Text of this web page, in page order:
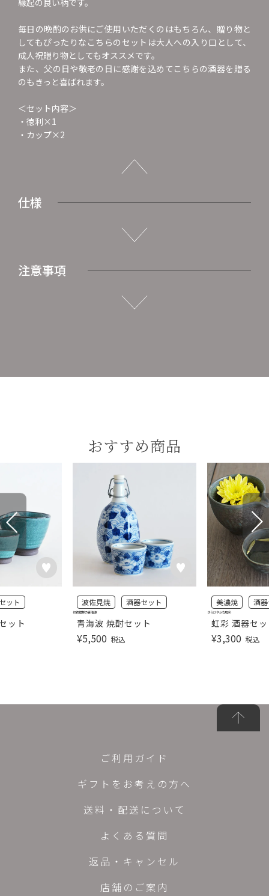
毎日の晩酌のお供にご使用いただくのはもちろん、贈り物と
してもぴったりなこちらのセットは大人への入り口として、
成人祝贈り物としてもオススメです。
また、父の日や敬老の日に感謝を込めてこちらの酒器を贈る
のもきっと喜ばれます。
＜セット内容＞
・徳利×1
・カップ×2
仕様
注意事項
おすすめ商品
ット
ット
青海波 焼酎セット
波佐見焼 酒器セット
¥5,500 税込
伝統模様の青海波
虹彩 酒器セ
美濃焼 酒
¥3,300 税込
きらびやかな虹彩
ご利用ガイド
ギフトをお考えの方へ
送料・配送について
よくある質問
返品・キャンセル
店舗のご案内